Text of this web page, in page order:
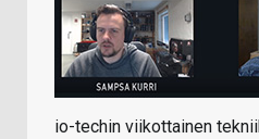
io-techin viikottainen